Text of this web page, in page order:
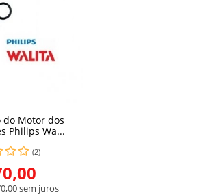
do Motor dos
Philips Wa...
(2)
sem juros